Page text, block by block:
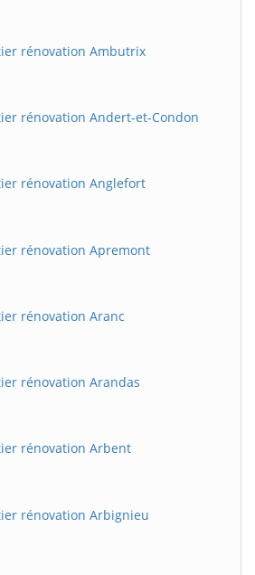
rénovation Ambutrix
rénovation Andert-et-Condon
rénovation Anglefort
rénovation Apremont
rénovation Aranc
rénovation Arandas
rénovation Arbent
rénovation Arbignieu